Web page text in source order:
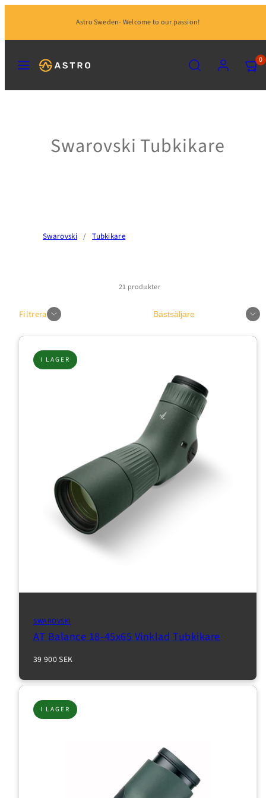
innehåll
Astro Sweden- Welcome to our passion!
VISA
MIN
(0)
0
Swarovski Tubkikare
Swarovski / Tubkikare
21 produkter
Filtrera Sortera
I LAGER
SWAROVSKI
AT Balance 18-45x65 Vinklad Tubkikare
Normalpris
39 900 SEK
I LAGER